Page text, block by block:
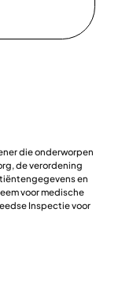
die onderworpen
de verordening
en
voor medische
Inspectie voor